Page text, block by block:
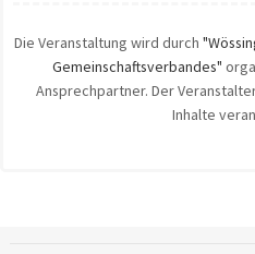
Die Veranstaltung wird durch
Gemeinschaftsverbandes"
Ansprechpartner. Der
Inhalte